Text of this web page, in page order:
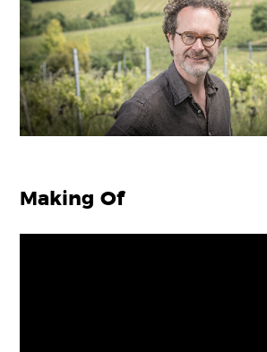
Making Of